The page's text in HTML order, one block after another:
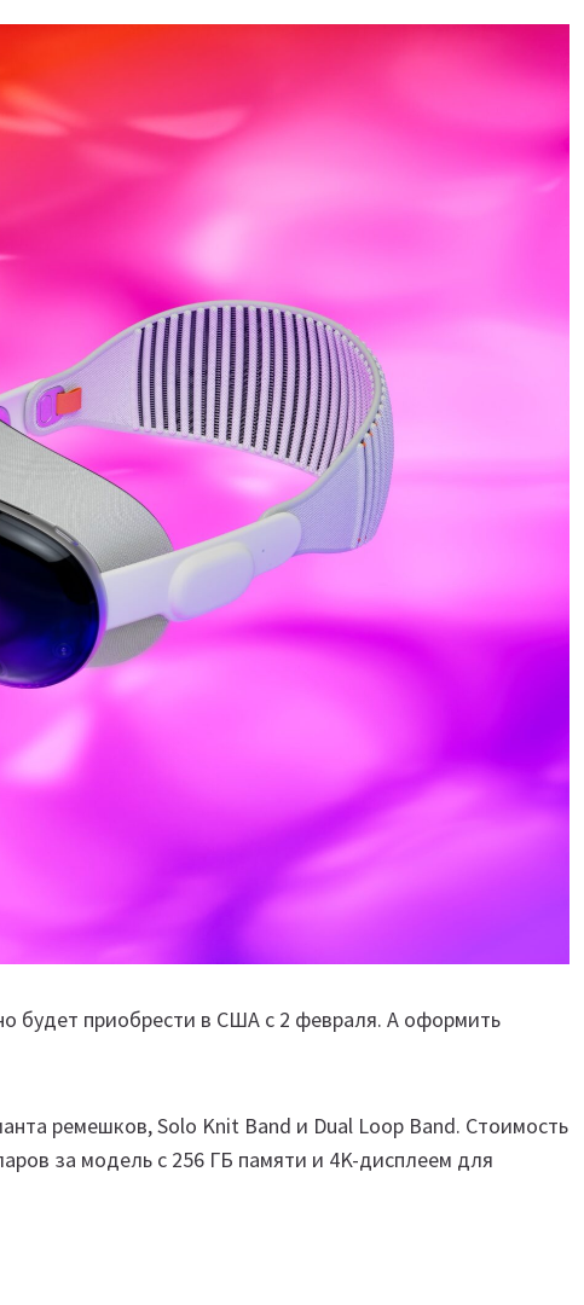
будет приобрести в США с 2 февраля. А оформить
ремешков, Solo Knit Band и Dual Loop Band. Стоимость
за модель с 256 ГБ памяти и 4K-дисплеем для